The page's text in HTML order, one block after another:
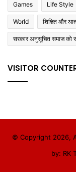
Games Life Style
World शिक्षित और
सरकार अनुसूचित समाज को
VISITOR
© Copyright 2026,
by: RK